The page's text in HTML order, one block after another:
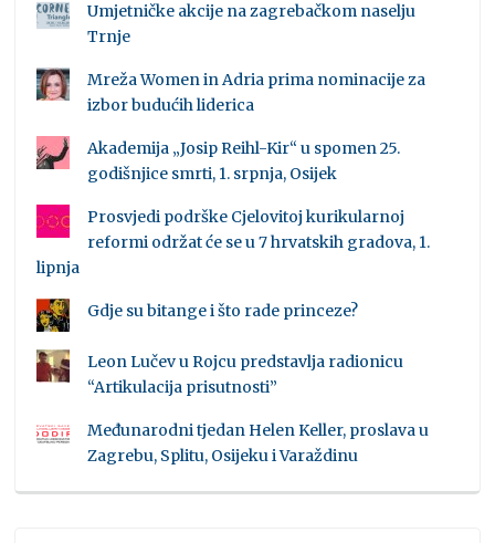
Umjetničke akcije na zagrebačkom naselju
Trnje
Mreža Women in Adria prima nominacije za
izbor budućih liderica
Akademija „Josip Reihl-Kir“ u spomen 25.
godišnjice smrti, 1. srpnja, Osijek
Prosvjedi podrške Cjelovitoj kurikularnoj
reformi održat će se u 7 hrvatskih gradova, 1.
lipnja
Gdje su bitange i što rade princeze?
Leon Lučev u Rojcu predstavlja radionicu
“Artikulacija prisutnosti”
Međunarodni tjedan Helen Keller, proslava u
Zagrebu, Splitu, Osijeku i Varaždinu